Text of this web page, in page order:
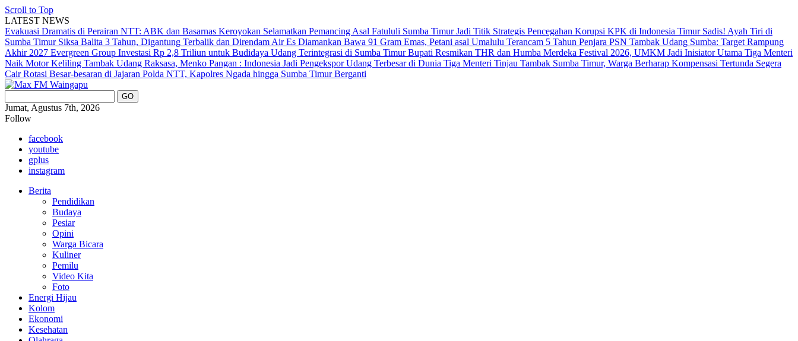
Scroll to Top
LATEST NEWS
Evakuasi Dramatis di Perairan NTT: ABK dan Basarnas Keroyokan Selamatkan Pemancing Asal Fatululi Sumba Timur Jadi Titik Strategis Pencegahan Korupsi KPK di Indonesia Timur Sadis! Ayah Tiri di
Sumba Timur Siksa Balita 3 Tahun, Digantung Terbalik dan Direndam Air Es Diamankan Bawa 91 Gram Emas, Petani asal Umalulu Terancam 5 Tahun Penjara PSN Tambak Udang Sumba: Target Rampung
Akhir 2027 Evergreen Group Investasi Rp 2,8 Triliun untuk Budidaya Udang Terintegrasi di Sumba TimurBupati Resmikan THR dan Humba Merdeka Festival 2026, UMKM Jadi Inisiator Utama Tiga Menteri
Naik Motor Keliling Tambak Udang Raksasa, Menko Pangan : Indonesia Jadi Pengekspor Udang Terbesar di Dunia Tiga Menteri Tinjau Tambak Sumba Timur, Warga Berharap Kompensasi Tertunda Segera
CairRotasi Besar-besaran di Jajaran Polda NTT, Kapolres Ngada hingga Sumba Timur Berganti
Jumat, Agustus 7th, 2026
Follow
facebook
youtube
gplus
instagram
Berita
Pendidikan
Budaya
Pesiar
Opini
Warga Bicara
Kuliner
Pemilu
Video Kita
Foto
Energi Hijau
Kolom
Ekonomi
Kesehatan